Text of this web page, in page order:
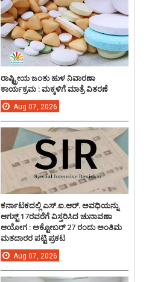
ರಾಷ್ಟ್ರೀಯ ಜಂತು ಹುಳ ನಿವಾರಣಾ
ಕಾರ್ಯಕ್ರಮ : ಮಕ್ಕಳಿಗೆ ಮಾತ್ರೆ ವಿತರಣೆ
Aug 07, 2026
ಕರ್ನಾಟಕದಲ್ಲಿ ಎಸ್.ಐ.ಆರ್. ಅವಧಿಯನ್ನು
ಆಗಸ್ಟ್ 17ರವರೆಗೆ ವಿಸ್ತರಿಸಿದ ಚುನಾವಣಾ
ಆಯೋಗ : ಅಕ್ಟೋಬರ್ 27 ರಂದು ಅಂತಿಮ
ಮತದಾರರ ಪಟ್ಟಿ ಪ್ರಕಟ
Aug 07, 2026